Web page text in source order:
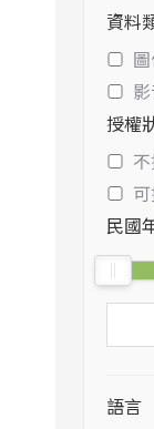
資料
授權
民國
語言